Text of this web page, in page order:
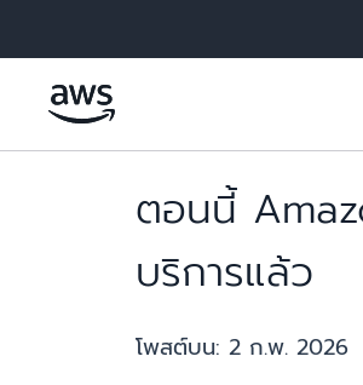
ตอนนี้
บริการแล้ว
โพสต์บน: 2 ก.พ. 2026